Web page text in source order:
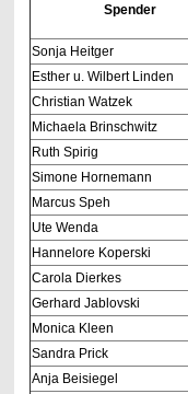
Spender
Sonja Heitger
Esther u. Wilbert Linden
Christian Watzek
Michaela Brinschwitz
Ruth Spirig
Simone Hornemann
Marcus Speh
Ute Wenda
Hannelore Koperski
Carola Dierkes
Gerhard Jablovski
Monica Kleen
Sandra Prick
Anja Beisiegel